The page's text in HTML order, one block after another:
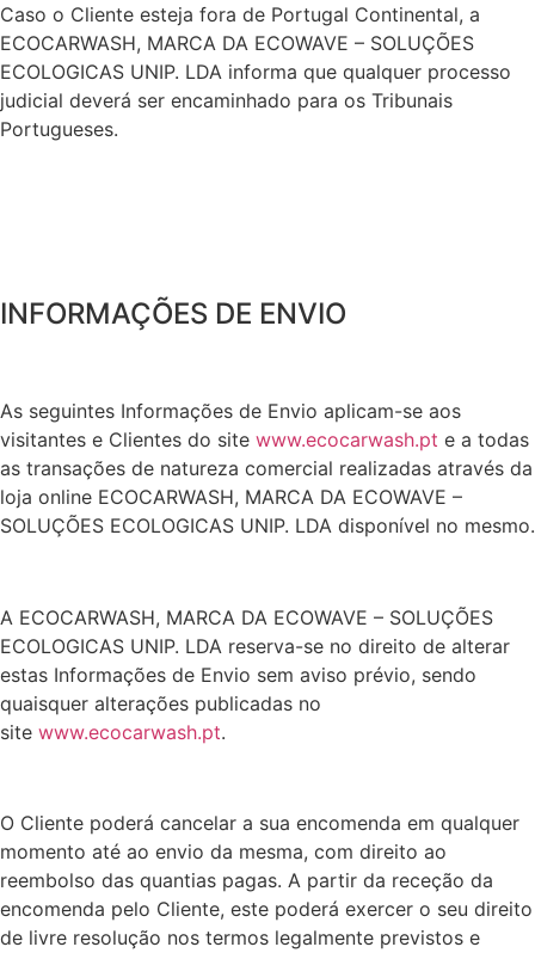
Caso o Cliente esteja fora de Portugal Continental, a
ECOCARWASH, MARCA DA ECOWAVE – SOLUÇÕES
ECOLOGICAS UNIP. LDA informa que qualquer processo
judicial deverá ser encaminhado para os Tribunais
Portugueses.
INFORMAÇÕES DE ENVIO
As seguintes Informações de Envio aplicam-se aos
visitantes e Clientes do site www.ecocarwash.pt e a todas
as transações de natureza comercial realizadas através da
loja online ECOCARWASH, MARCA DA ECOWAVE –
SOLUÇÕES ECOLOGICAS UNIP. LDA disponível no mesmo.
A ECOCARWASH, MARCA DA ECOWAVE – SOLUÇÕES
ECOLOGICAS UNIP. LDA reserva-se no direito de alterar
estas Informações de Envio sem aviso prévio, sendo
quaisquer alterações publicadas no
site www.ecocarwash.pt.
O Cliente poderá cancelar a sua encomenda em qualquer
momento até ao envio da mesma, com direito ao
reembolso das quantias pagas. A partir da receção da
encomenda pelo Cliente, este poderá exercer o seu direito
de livre resolução nos termos legalmente previstos e